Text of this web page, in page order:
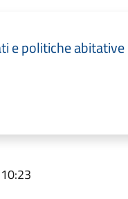
e politiche abitative